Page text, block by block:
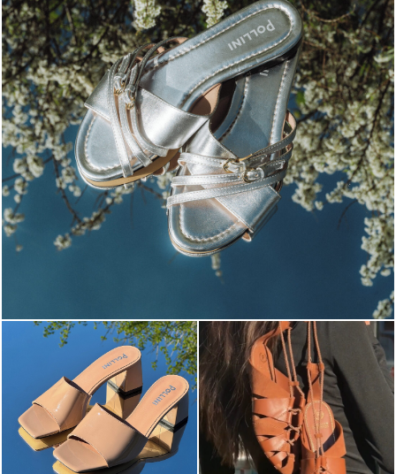
Blending sass and class, the Echos mule in silver is...